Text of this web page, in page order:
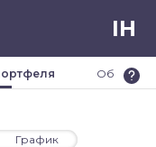
IH
График